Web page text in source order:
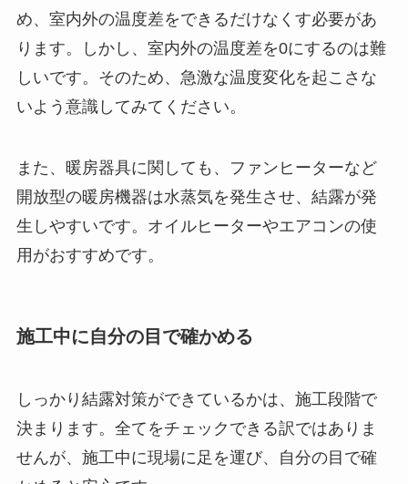
め、室内外の温度差をできるだけなくす必要があ
ります。しかし、室内外の温度差を0にするのは難
しいです。そのため、急激な温度変化を起こさな
いよう意識してみてください。
また、暖房器具に関しても、ファンヒーターなど
開放型の暖房機器は水蒸気を発生させ、結露が発
生しやすいです。オイルヒーターやエアコンの使
用がおすすめです。
施工中に自分の目で確かめる
しっかり結露対策ができているかは、施工段階で
決まります。全てをチェックできる訳ではありま
せんが、施工中に現場に足を運び、自分の目で確